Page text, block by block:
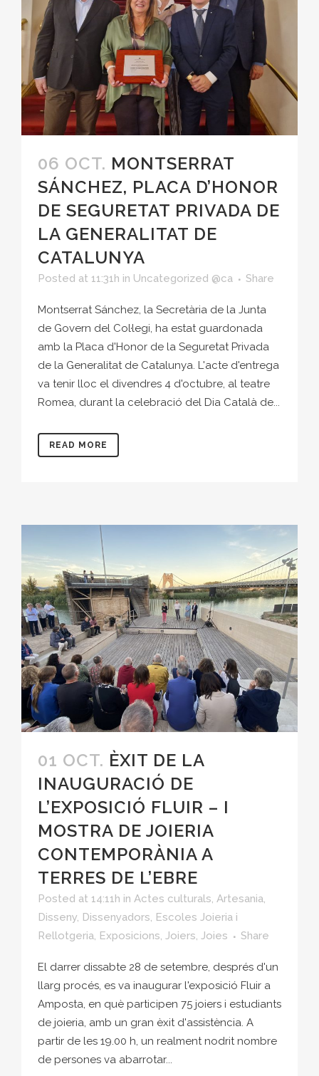
06 OCT. MONTSERRAT
SÁNCHEZ, PLACA D’HONOR
DE SEGURETAT PRIVADA DE
LA GENERALITAT DE
CATALUNYA
Posted at 11:31h in Uncategorized @ca Share
Montserrat Sánchez, la Secretària de la Junta
de Govern del Col·legi, ha estat guardonada
amb la Placa d'Honor de la Seguretat Privada
de la Generalitat de Catalunya. L'acte d'entrega
va tenir lloc el divendres 4 d'octubre, al teatre
Romea, durant la celebració del Dia Català de...
READ MORE
01 OCT. ÈXIT DE LA
INAUGURACIÓ DE
L’EXPOSICIÓ FLUIR – I
MOSTRA DE JOIERIA
CONTEMPORÀNIA A
TERRES DE L’EBRE
Posted at 14:11h in Actes culturals, Artesania,
Disseny, Dissenyadors, Escoles Joieria i
Rellotgeria, Exposicions, Joiers, Joies Share
El darrer dissabte 28 de setembre, després d'un
llarg procés, es va inaugurar l'exposició Fluir a
Amposta, en què participen 75 joiers i estudiants
de joieria, amb un gran èxit d'assistència. A
partir de les 19.00 h, un realment nodrit nombre
de persones va abarrotar...